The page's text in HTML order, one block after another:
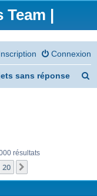
Team |
Connexion
sans réponse
résultats
20